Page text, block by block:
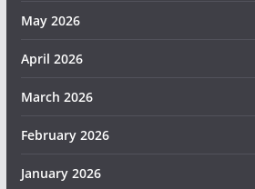
May 2026
April 2026
March 2026
February 2026
January 2026